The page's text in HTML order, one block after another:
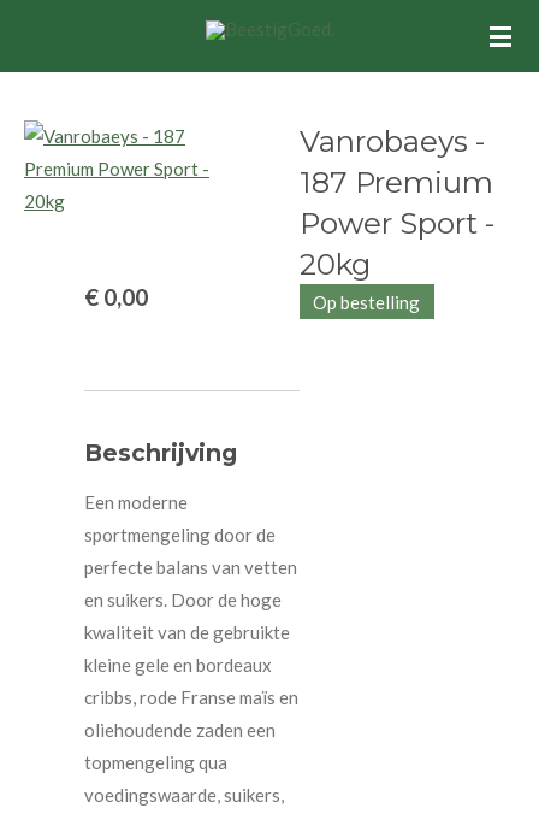
de
Vanrobaeys -
187 Premium
Power Sport -
20kg
Op bestelling
€ 0,00
Beschrijving
Een moderne
sportmengeling door de
perfecte balans van vetten
en suikers. Door de hoge
kwaliteit van de gebruikte
kleine gele en bordeaux
cribbs, rode Franse maïs en
oliehoudende zaden een
topmengeling qua
voedingswaarde, suikers,